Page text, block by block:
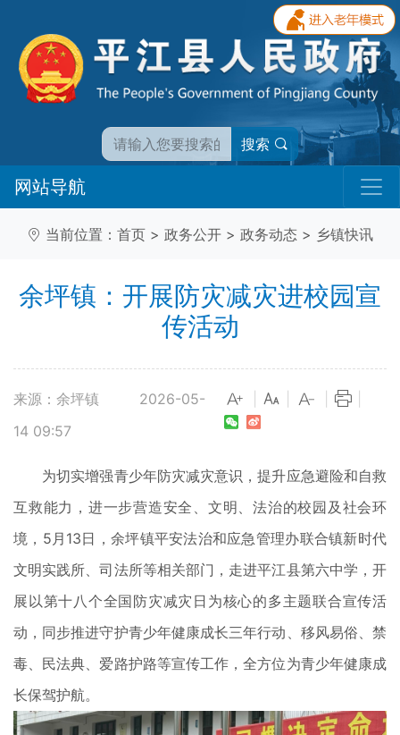
搜索
网站导航
当前位置： 首页 > 政务公开 > 政务动态 > 乡镇快讯
余坪镇：开展防灾减灾进校园宣
传活动
来源：余坪镇
2026-05-
14 09:57
为切实增强青少年防灾减灾意识，提升应急避险和自救
互救能力，进一步营造安全、文明、法治的校园及社会环
境，5月13日，余坪镇平安法治和应急管理办联合镇新时代
文明实践所、司法所等相关部门，走进平江县第六中学，开
展以第十八个全国防灾减灾日为核心的多主题联合宣传活
动，同步推进守护青少年健康成长三年行动、移风易俗、禁
毒、民法典、爱路护路等宣传工作，全方位为青少年健康成
长保驾护航。